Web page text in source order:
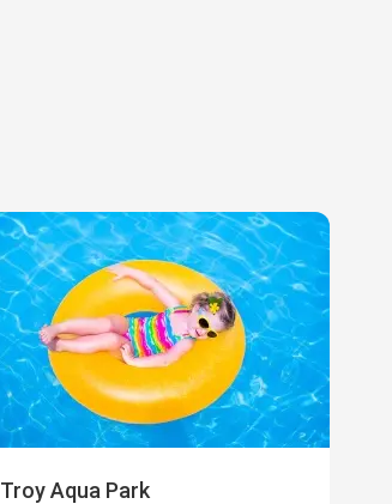
Troy Aqua Park